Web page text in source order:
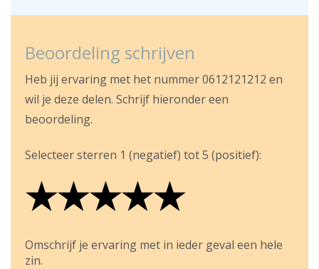
Beoordeling schrijven
Heb jij ervaring met het nummer 0612121212 en
wil je deze delen. Schrijf hieronder een
beoordeling.
Selecteer sterren 1 (negatief) tot 5 (positief):
★
★★
★★★
★★★★
★★★★★
Omschrijf je ervaring met in ieder geval een hele
zin.